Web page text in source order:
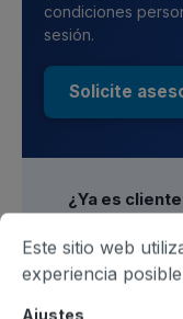
condiciones
sesión.
Solicite
¿Ya es
nivel
Este sitio web
experiencia